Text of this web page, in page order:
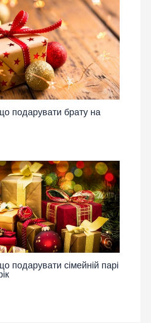
подарувати брату на
подарувати сімейній парі